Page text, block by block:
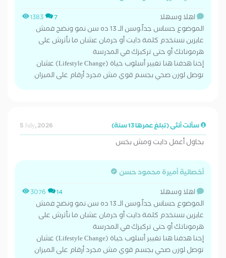
1383 7
اهلا وسهلا
الموضوع حساس جداً،وسن الـ 13 ده سن نمو ونضج فمش
عايزين نستخدم كلمة دايت أو حرمان عشان ما نأثرش على
هرموناتك أو حتى تركيزك في المدرسة
​إحنا هدفنا هنا تغيير أسلوب حياة (Lifestyle Change) عشان
توصل لوزن صحي بجسم قوي مش مجرد أرقام على الميزان
سألت أنثى (تبلغ عمرها 13 سنة) 5 July, 2026
بحاول أعمل دايت ومش بخس
أخصائية أميرة محمود حسن
3076 14
اهلا وسهلا
الموضوع حساس جداً،وسن الـ 13 ده سن نمو ونضج فمش
عايزين نستخدم كلمة دايت أو حرمان عشان ما نأثرش على
هرموناتك أو حتى تركيزك في المدرسة
​إحنا هدفنا هنا تغيير أسلوب حياة (Lifestyle Change) عشان
توصل لوزن صحي بجسم قوي مش مجرد أرقام على الميزان